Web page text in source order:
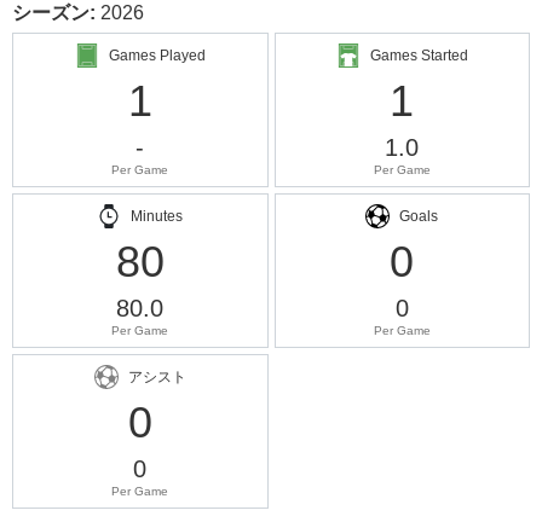
シーズン: 2026
Games Played
1
-
Per Game
Games Started
1
1.0
Per Game
Minutes
80
80.0
Per Game
Goals
0
0
Per Game
アシスト
0
0
Per Game